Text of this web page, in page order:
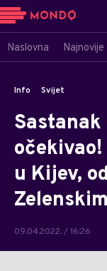
Naslovna Najnovije
Info Svijet
u Kijev,
09.04.2022. / 16:26